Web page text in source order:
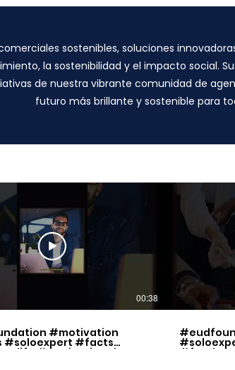
sostenibles, soluciones
la sostenibilidad y el impacto social.
de nuestra vibrante comunidad de
futuro más brillante y sostenible para
00:38
#motivation
#soloexpert #facts
#motivational